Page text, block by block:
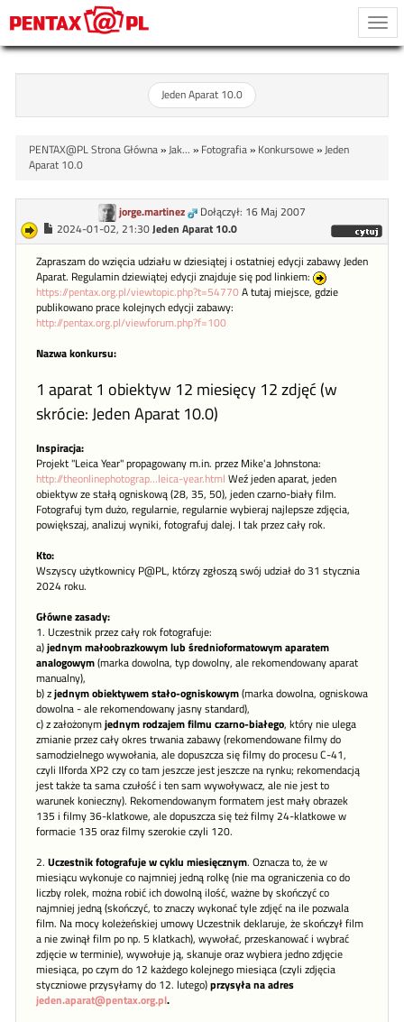
Jeden Aparat 10.0
PENTAX@PL Strona Główna»Jak... » Fotografia» Konkursowe»Jeden
Aparat 10.0
jorge.martinez
Dołączył: 16 Maj 2007
2024-01-02, 21:30Jeden Aparat 10.0
Zapraszam do wzięcia udziału w dziesiątej i ostatniej edycji zabawy Jeden
Aparat. Regulamin dziewiątej edycji znajduje się pod linkiem:
https://pentax.org.pl/viewtopic.php?t=54770A tutaj miejsce, gdzie
publikowano prace kolejnych edycji zabawy:
http://pentax.org.pl/viewforum.php?f=100
Nazwa konkursu:
1 aparat 1 obiektyw 12 miesięcy 12 zdjęć (w
skrócie: Jeden Aparat 10.0)
Inspiracja:
Projekt "Leica Year" propagowany m.in. przez Mike'a Johnstona:
http://theonlinephotograp...leica-year.html Weź jeden aparat, jeden
obiektyw ze stałą ogniskową (28, 35, 50), jeden czarno-biały film.
Fotografuj tym dużo, regularnie, regularnie wybieraj najlepsze zdjęcia,
powiększaj, analizuj wyniki, fotografuj dalej. I tak przez cały rok.
Kto:
Wszyscy użytkownicy P@PL, którzy zgłoszą swój udział do 31 stycznia
2024 roku.
Główne zasady:
1. Uczestnik przez cały rok fotografuje:
a)jednym małoobrazkowym lub średnioformatowym aparatem
analogowym(marka dowolna, typ dowolny, ale rekomendowany aparat
manualny),
b) zjednym obiektywem stało-ogniskowym(marka dowolna, ogniskowa
dowolna - ale rekomendowany jasny standard),
c) z założonymjednym rodzajem filmu czarno-białego, który nie ulega
zmianie przez cały okres trwania zabawy (rekomendowane filmy do
samodzielnego wywołania, ale dopuszcza się filmy do procesu C-41,
czyli Ilforda XP2 czy co tam jeszcze jest jeszcze na rynku; rekomendacją
jest także ta sama czułość i ten sam wywoływacz, ale nie jest to
warunek konieczny). Rekomendowanym formatem jest mały obrazek
135 i filmy 36-klatkowe, ale dopuszcza się też filmy 24-klatkowe w
formacie 135 oraz filmy szerokie czyli 120.
2. Uczestnik fotografuje w cyklu miesięcznym. Oznacza to, że w
miesiącu wykonuje co najmniej jedną rolkę (nie ma ograniczenia co do
liczby rolek, można robić ich dowolną ilość, ważne by skończyć co
najmniej jedną (skończyć, to znaczy wykonać tyle zdjęć na ile pozwala
film. Na mocy koleżeńskiej umowy Uczestnik deklaruje, że skończył film
a nie zwinął film po np. 5 klatkach), wywołać, przeskanować i wybrać
zdjęcie w terminie), wywołuje ją, skanuje oraz wybiera jedno zdjęcie
miesiąca, po czym do 12 każdego kolejnego miesiąca (czyli zdjęcia
styczniowe przysyłamy do 12. lutego)przysyła na adres
jeden.aparat@pentax.org.pl.